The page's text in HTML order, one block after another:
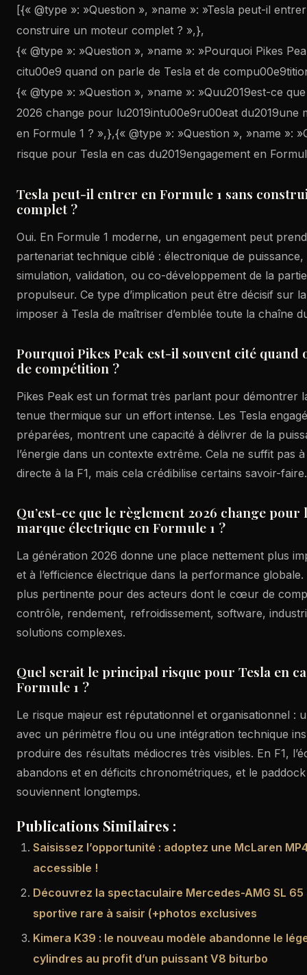
[{« @type »: »Question », »name »: »Tesla peut-il
construire un moteur complet ? »,},
{« @type »: »Question », »name »: »Pourquoi Pikes
citu00e9 quand on parle de Tesla et de
{« @type »: »Question », »name »: »Quu2019est-ce
2026 change pour lu2019intu00e9ru00eat du2019une
en Formule 1 ? »,},{« @type »: »Question », »name »:
risque pour Tesla en cas du2019engagement en
Tesla peut-il entrer en Formule 1 sans
complet ?
Oui. En Formule 1 moderne, un engagement peut
partenariat technique ciblé : électronique de
simulation, validation, ou co-développement de la
propulseur. Ce type d’implication peut être décisif sur
imposer à Tesla de maîtriser d’emblée toute la chaîne
Pourquoi Pikes Peak est-il souvent cité quand
de compétition ?
Pikes Peak est un format très parlant pour démontrer
tenue thermique sur un effort intense. Les Tesla
préparées, montrent une capacité à délivrer de la
l’énergie dans un contexte extrême. Cela ne suffit pas
directe à la F1, mais cela crédibilise certains savoir-faire.
Qu’est-ce que le règlement 2026 change pour
marque électrique en Formule 1 ?
La génération 2026 donne une place nettement plus
et à l’efficience électrique dans la performance
plus pertinente pour des acteurs dont le cœur de
contrôle, rendement, refroidissement, software,
solutions complexes.
Quel serait le principal risque pour Tesla en
Formule 1 ?
Le risque majeur est réputationnel et organisationnel :
avec un périmètre flou ou une intégration technique
produire des résultats médiocres très visibles. En F1,
abandons et en déficits chronométriques, et le
souviennent longtemps.
Publications Similaires :
Saisissez l’opportunité : adoptez une McLaren
accessible !
Découvrez la spectaculaire Mercedes-AMG SL 65
sportive rare à saisir (+photos exclusives
Kimera K39 : le nouveau modèle abandonne le
cylindres au profit d’un puissant V8 biturbo